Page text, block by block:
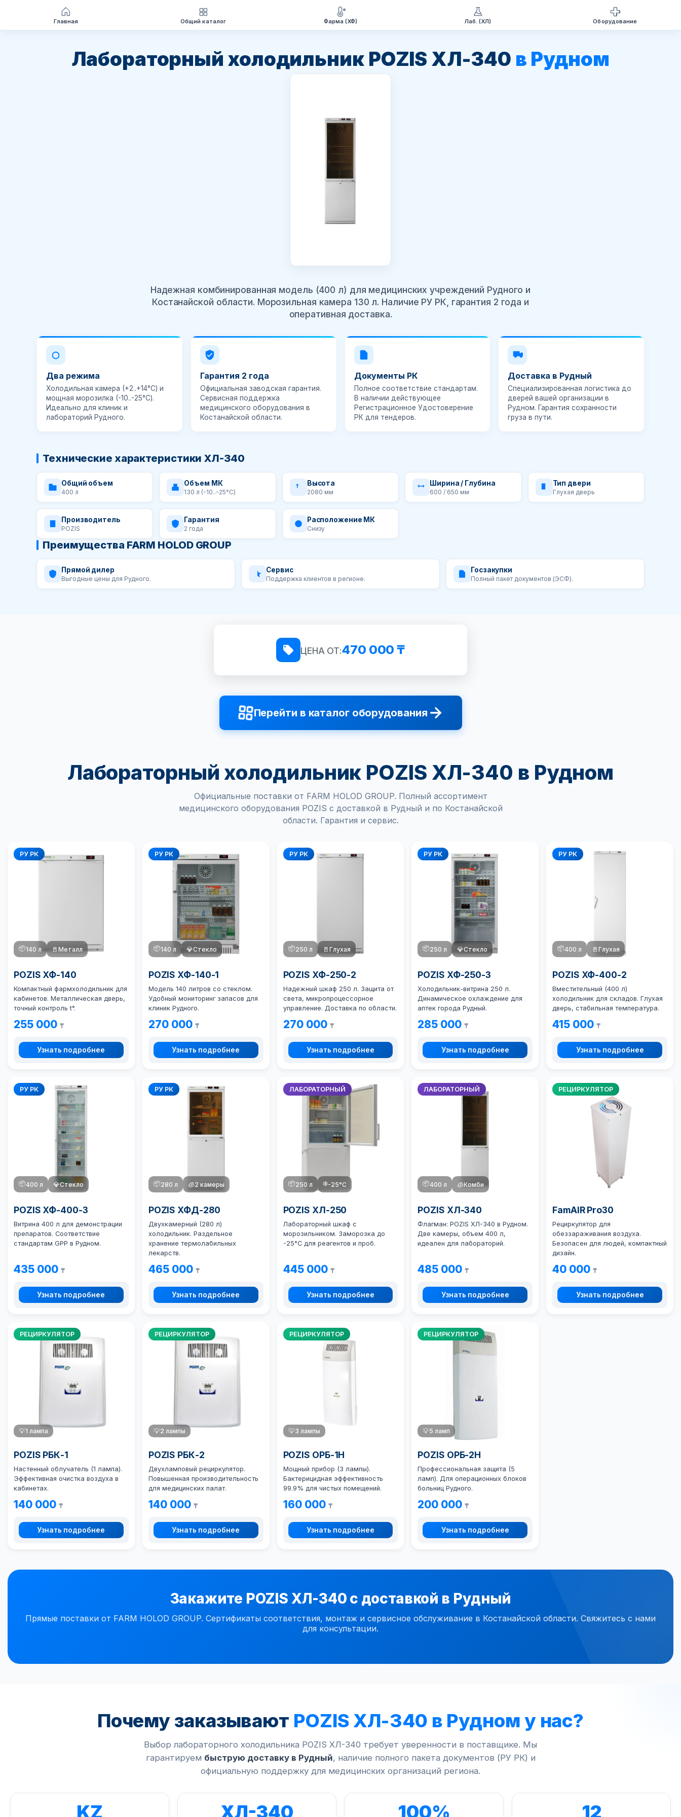
Перейти
содержимомуЛабораторный холодильник POZIS ХЛ-340 в Рудном
Надежная комбинированная модель (400 л) для медицинских учреждений Рудного и
Костанайской области. Морозильная камера 130 л. Наличие РУ РК, гарантия 2 года и
оперативная доставка.
Два режима
Холодильная камера (+2..+14°C) и
мощная морозилка (-10..-25°C).
Идеально для клиник и
лабораторий Рудного.
Гарантия 2 года
Официальная заводская гарантия.
Сервисная поддержка
медицинского оборудования в
Костанайской области.
Документы РК
Полное соответствие стандартам.
В наличии действующее
Регистрационное Удостоверение
РК для тендеров.
Доставка в Рудный
Специализированная логистика до
дверей вашей организации в
Рудном. Гарантия сохранности
груза в пути.
Технические характеристики ХЛ-340
Общий объем
400 л
Объем МК
130 л (-10..-25°C)
Высота
2080 мм
Ширина / Глубина
600 / 650 мм
Тип двери
Глухая дверь
Производитель
POZIS
Гарантия
2 года
Расположение МК
Снизу
Преимущества FARM HOLOD GROUP
Прямой дилер
Выгодные цены для Рудного.
Сервис
Поддержка клиентов в регионе.
Госзакупки
Полный пакет документов (ЭСФ).
Главная Общий каталог Фарма (ХФ) Лаб. (ХЛ) Оборудование
ЦЕНА ОТ:470 000 ₸
Перейти в каталог оборудования
Лабораторный холодильник POZIS ХЛ-340 в Рудном
Официальные поставки от FARM HOLOD GROUP. Полный ассортимент
медицинского оборудования POZIS с доставкой в Рудный и по Костанайской
области. Гарантия и сервис.
РУ РК
📦140 л 🚪 Металл
POZIS ХФ-140
Компактный фармхолодильник для
кабинетов. Металлическая дверь,
точный контроль t°.
255 000 ₸
Узнать подробнее
РУ РК
📦140 л 💎Стекло
POZIS ХФ-140-1
Модель 140 литров со стеклом.
Удобный мониторинг запасов для
клиник Рудного.
270 000 ₸
Узнать подробнее
РУ РК
📦250 л 🚪 Глухая
POZIS ХФ-250-2
Надежный шкаф 250 л. Защита от
света, микропроцессорное
управление. Доставка по области.
270 000 ₸
Узнать подробнее
РУ РК
📦250 л 💎Стекло
POZIS ХФ-250-3
Холодильник-витрина 250 л.
Динамическое охлаждение для
аптек города Рудный.
285 000₸
Узнать подробнее
РУ РК
📦400 л 🚪Глухая
POZIS ХФ-400-2
Вместительный (400 л)
холодильник для складов. Глухая
дверь, стабильная температура.
415 000₸
Узнать подробнее
РУ РК
📦400 л 💎Стекло
POZIS ХФ-400-3
Витрина 400 л для демонстрации
препаратов. Соответствие
стандартам GPP в Рудном.
435 000 ₸
Узнать подробнее
РУ РК
📦280 л 🧊2 камеры
POZIS ХФД-280
Двухкамерный (280 л)
холодильник. Раздельное
хранение термолабильных
лекарств.
465 000 ₸
Узнать подробнее
ЛАБОРАТОРНЫЙ
📦250 л ❄️-25°C
POZIS ХЛ-250
Лабораторный шкаф с
морозильником. Заморозка до
-25°С для реагентов и проб.
445 000 ₸
Узнать подробнее
ЛАБОРАТОРНЫЙ
📦400 л 🧊Комби
POZIS ХЛ-340
Флагман: POZIS ХЛ-340 в Рудном.
Две камеры, объем 400 л,
идеален для лабораторий.
485 000₸
Узнать подробнее
РЕЦИРКУЛЯТОР
FamAIR Pro30
Рециркулятор для
обеззараживания воздуха.
Безопасен для людей, компактный
дизайн.
40 000₸
Узнать подробнее
РЕЦИРКУЛЯТОР
💡1 лампа
POZIS РБК-1
Настенный облучатель (1 лампа).
Эффективная очистка воздуха в
кабинетах.
140 000 ₸
Узнать подробнее
РЕЦИРКУЛЯТОР
💡2 лампы
POZIS РБК-2
Двухламповый рециркулятор.
Повышенная производительность
для медицинских палат.
140 000 ₸
Узнать подробнее
РЕЦИРКУЛЯТОР
💡3 лампы
POZIS ОРБ-1Н
Мощный прибор (3 лампы).
Бактерицидная эффективность
99.9% для чистых помещений.
160 000 ₸
Узнать подробнее
РЕЦИРКУЛЯТОР
💡5 ламп
POZIS ОРБ-2Н
Профессиональная защита (5
ламп). Для операционных блоков
больниц Рудного.
200 000₸
Узнать подробнее
Закажите POZIS ХЛ-340 с доставкой в Рудный
Прямые поставки от FARM HOLOD GROUP. Сертификаты соответствия, монтаж и сервисное обслуживание в Костанайской области. Свяжитесь с нами
для консультации.
Почему заказывают POZIS ХЛ-340 в Рудном у нас?
Выбор лабораторного холодильника POZIS ХЛ-340 требует уверенности в поставщике. Мы
гарантируем быструю доставку в Рудный, наличие полного пакета документов (РУ РК) и
официальную поддержку для медицинских организаций региона.
KZ ХЛ-340 100% 12